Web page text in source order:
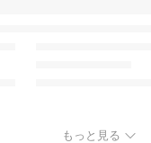
もっと見る